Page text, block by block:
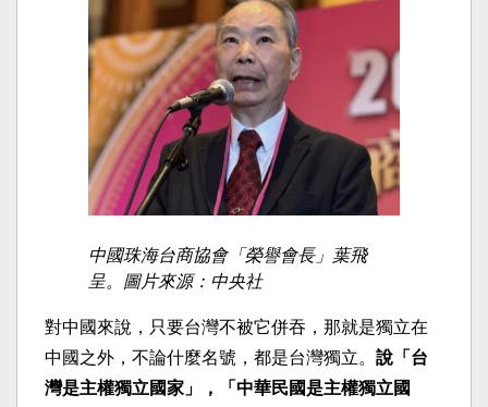
中國珠海台商協會「榮譽會長」葉飛
呈。圖片來源：中央社
對中國來說，只要台灣不被它併吞，那就是獨立在
中國之外，不論什麼名號，都是台灣獨立。 說「台
灣是主權獨立國家」，「中華民國是主權獨立國